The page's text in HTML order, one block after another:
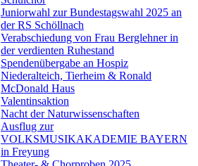
Juniorwahl zur Bundestagswahl 2025 an
der RS Schöllnach
Verabschiedung von Frau Berglehner in
der verdienten Ruhestand
Spendenübergabe an Hospiz
Niederalteich, Tierheim & Ronald
McDonald Haus
Valentinsaktion
Nacht der Naturwissenschaften
Ausflug zur
VOLKSMUSIKAKADEMIE BAYERN
in Freyung